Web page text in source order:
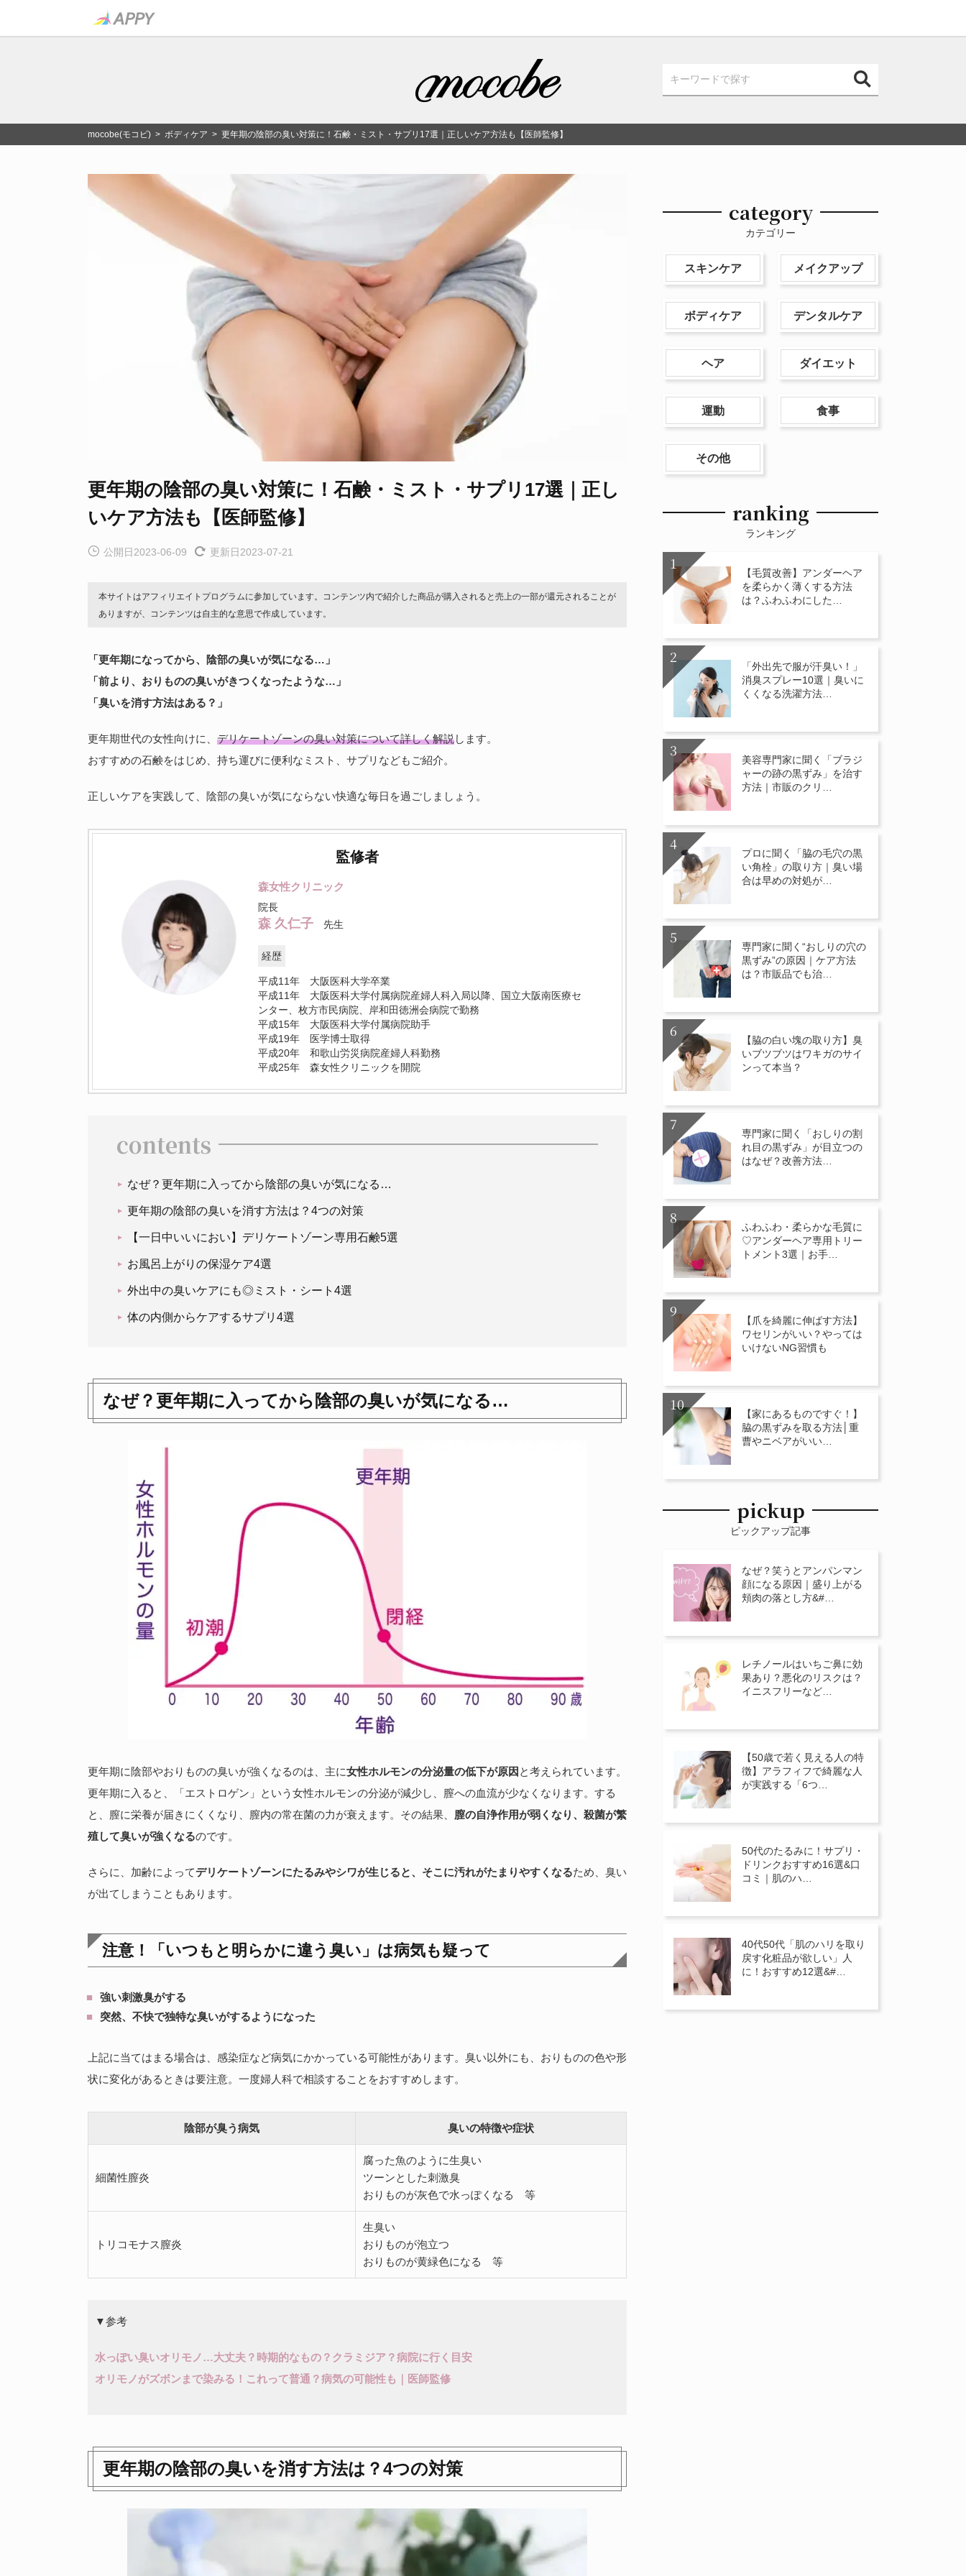
mocobe(モコビ) > ボディケア > 更年期の陰部の臭い対策に！石鹸・ミスト・サプリ17選｜正しいケア方法も【医師監修】
更年期の陰部の臭い対策に！石鹸・ミスト・サプリ17選｜正し
いケア方法も【医師監修】
公開日2023-06-09 更新日2023-07-21
本サイトはアフィリエイトプログラムに参加しています。コンテンツ内で紹介した商品が購入されると売上の一部が還元されることが
ありますが、コンテンツは自主的な意思で作成しています。
「更年期になってから、陰部の臭いが気になる…」
「前より、おりものの臭いがきつくなったような…」
「臭いを消す方法はある？」
更年期世代の女性向けに、 デリケートゾーンの臭い対策について詳しく解説します。
おすすめの石鹸をはじめ、持ち運びに便利なミスト、サプリなどもご紹介。
正しいケアを実践して、陰部の臭いが気にならない快適な毎日を過ごしましょう。
監修者
森女性クリニック
院長
森 久仁子 先生
経歴
平成11年 大阪医科大学卒業
平成11年 大阪医科大学付属病院産婦人科入局以降、国立大阪南医療セ
ンター、枚方市民病院、岸和田徳洲会病院で勤務
平成15年 大阪医科大学付属病院助手
平成19年 医学博士取得
平成20年 和歌山労災病院産婦人科勤務
平成25年 森女性クリニックを開院
contents
なぜ？更年期に入ってから陰部の臭いが気になる…
更年期の陰部の臭いを消す方法は？4つの対策
【一日中いいにおい】デリケートゾーン専用石鹸5選
お風呂上がりの保湿ケア4選
外出中の臭いケアにも◎ミスト・シート4選
体の内側からケアするサプリ4選
なぜ？更年期に入ってから陰部の臭いが気になる…
更年期に陰部やおりものの臭いが強くなるのは、主に女性ホルモンの分泌量の低下が原因 と考えられています。
更年期に入ると、「エストロゲン」という女性ホルモンの分泌が減少し、膣への血流が少なくなります。する
と、膣に栄養が届きにくくなり、膣内の常在菌の力が衰えます。その結果、 膣の自浄作用が弱くなり、殺菌が繁
殖して臭いが強くなるのです。
さらに、加齢によってデリケートゾーンにたるみやシワが生じると、そこに汚れがたまりやすくなるため、臭い
が出てしまうこともあります。
注意！「いつもと明らかに違う臭い」は病気も疑って
強い刺激臭がする
突然、不快で独特な臭いがするようになった
上記に当てはまる場合は、感染症など病気にかかっている可能性があります。臭い以外にも、おりものの色や形
状に変化があるときは要注意。一度婦人科で相談することをおすすめします。
陰部が臭う病気 臭いの特徴や症状
細菌性膣炎
腐った魚のように生臭い
ツーンとした刺激臭
おりものが灰色で水っぽくなる 等
トリコモナス膣炎
生臭い
おりものが泡立つ
おりものが黄緑色になる 等
▼参考
水っぽい臭いオリモノ…大丈夫？時期的なもの？クラミジア？病院に行く目安
オリモノがズボンまで染みる！これって普通？病気の可能性も｜医師監修
更年期の陰部の臭いを消す方法は？4つの対策
category
カテゴリー
スキンケア メイクアップ
ボディケア デンタルケア
ヘア ダイエット
運動 食事
その他
ranking
ランキング
【毛質改善】アンダーヘア
を柔らかく薄くする方法
は？ふわふわにした…
「外出先で服が汗臭い！」
消臭スプレー10選｜臭いに
くくなる洗濯方法…
美容専門家に聞く「ブラジ
ャーの跡の黒ずみ」を治す
方法｜市販のクリ…
プロに聞く「脇の毛穴の黒
い角栓」の取り方｜臭い場
合は早めの対処が…
専門家に聞く“おしりの穴の
黒ずみ”の原因｜ケア方法
は？市販品でも治…
【脇の白い塊の取り方】臭
いブツブツはワキガのサイ
ンって本当？
専門家に聞く「おしりの割
れ目の黒ずみ」が目立つの
はなぜ？改善方法…
ふわふわ・柔らかな毛質に
♡アンダーヘア専用トリー
トメント3選｜お手…
【爪を綺麗に伸ばす方法】
ワセリンがいい？やっては
いけないNG習慣も
【家にあるものですぐ！】
脇の黒ずみを取る方法│重
曹やニベアがいい…
pickup
ピックアップ記事
なぜ？笑うとアンパンマン
顔になる原因｜盛り上がる
頬肉の落とし方&#…
レチノールはいちご鼻に効
果あり？悪化のリスクは？
イニスフリーなど…
【50歳で若く見える人の特
徴】アラフィフで綺麗な人
が実践する「6つ…
50代のたるみに！サプリ・
ドリンクおすすめ16選&口
コミ｜肌のハ…
40代50代「肌のハリを取り
戻す化粧品が欲しい」人
に！おすすめ12選&#…